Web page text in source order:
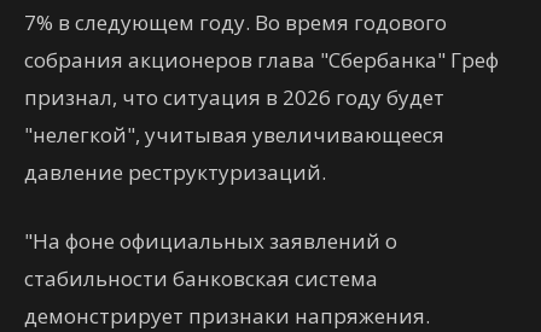
7% в следующем году. Во время годового
собрания акционеров глава "Сбербанка" Греф
признал, что ситуация в 2026 году будет
"нелегкой", учитывая увеличивающееся
давление реструктуризаций.
"На фоне официальных заявлений о
стабильности банковская система
демонстрирует признаки напряжения.